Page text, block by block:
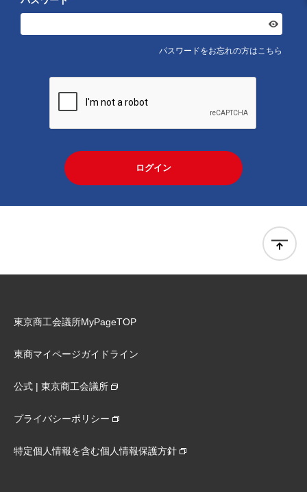
パスワードをお忘れの方はこちら
ログイン
東京商工会議所MyPageTOP
東商マイページガイドライン
公式 | 東京商工会議所
プライバシーポリシー
特定個人情報を含む個人情報保護方針